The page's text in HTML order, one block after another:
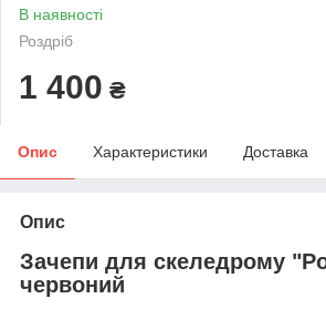
В наявності
Роздріб
1 400 ₴
Опис Характеристики Доставка
Опис
Зачепи для скеледрому
червоний